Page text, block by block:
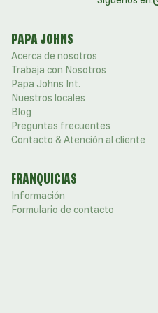
PAPA JOHNS
Acerca de nosotros
Trabaja con Nosotros
Papa Johns Int.
Nuestros locales
Blog
Preguntas frecuentes
Contacto & Atención al cliente
FRANQUICIAS
Información
Formulario de contacto